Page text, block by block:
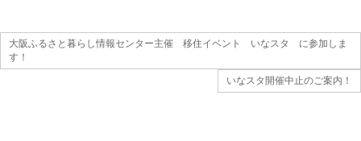
大阪ふるさと暮らし情報センター主催 移住イベント いなスタ に参加しま
す！
いなスタ開催中止のご案内！